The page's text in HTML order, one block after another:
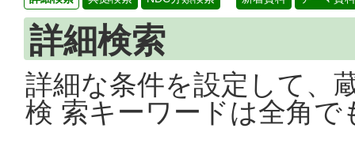
詳細検索
詳細な条件を設定して、
検 索キーワードは全角